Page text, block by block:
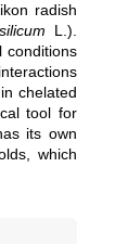
radish
L.).
conditions
chelated
tool for
its own
which